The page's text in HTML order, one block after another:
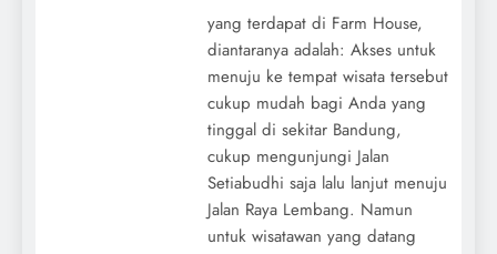
yang terdapat di Farm House,
diantaranya adalah: Akses untuk
menuju ke tempat wisata tersebut
cukup mudah bagi Anda yang
tinggal di sekitar Bandung,
cukup mengunjungi Jalan
Setiabudhi saja lalu lanjut menuju
Jalan Raya Lembang. Namun
untuk wisatawan yang datang